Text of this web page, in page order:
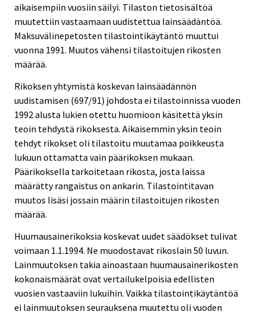
aikaisempiin vuosiin säilyi. Tilaston tietosisältöä
muutettiin vastaamaan uudistettua lainsäädäntöä.
Maksuvälinepetosten tilastointikäytäntö muuttui
vuonna 1991. Muutos vähensi tilastoitujen rikosten
määrää.
Rikoksen yhtymistä koskevan lainsäädännön
uudistamisen (697/91) johdosta ei tilastoinnissa vuoden
1992 alusta lukien otettu huomioon käsitettä yksin
teoin tehdystä rikoksesta. Aikaisemmin yksin teoin
tehdyt rikokset oli tilastoitu muutamaa poikkeusta
lukuun ottamatta vain päärikoksen mukaan.
Päärikoksella tarkoitetaan rikosta, josta laissa
määrätty rangaistus on ankarin. Tilastointitavan
muutos lisäsi jossain määrin tilastoitujen rikosten
määrää.
Huumausainerikoksia koskevat uudet säädökset tulivat
voimaan 1.1.1994. Ne muodostavat rikoslain 50 luvun.
Lainmuutoksen takia ainoastaan huumausainerikosten
kokonaismäärät ovat vertailukelpoisia edellisten
vuosien vastaaviin lukuihin. Vaikka tilastointikäytäntöä
ei lainmuutoksen seurauksena muutettu oli vuoden